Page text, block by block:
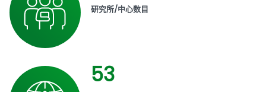
研究所/中心数目
53